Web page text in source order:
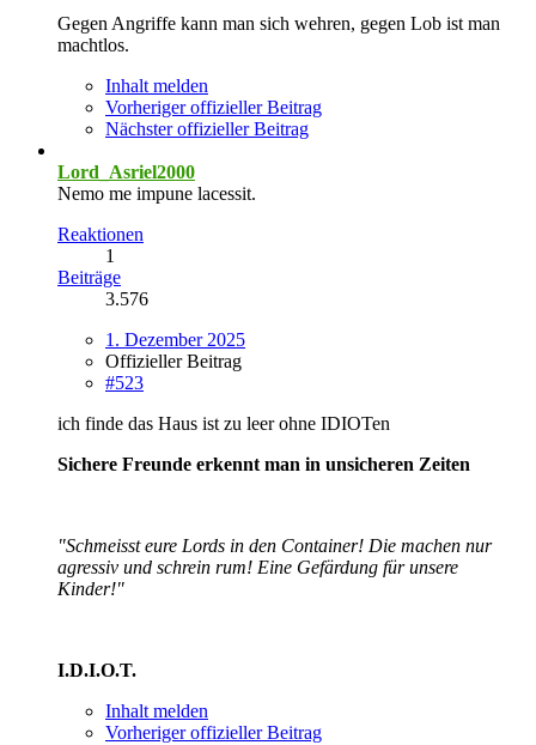
Gegen Angriffe kann man sich wehren, gegen Lob ist man
machtlos.
Inhalt melden
Vorheriger offizieller Beitrag
Nächster offizieller Beitrag
Lord_Asriel2000
Nemo me impune lacessit.
Reaktionen
1
Beiträge
3.576
1. Dezember 2025
Offizieller Beitrag
#523
ich finde das Haus ist zu leer ohne IDIOTen
Sichere Freunde erkennt man in unsicheren Zeiten
"Schmeisst eure Lords in den Container! Die machen nur
agressiv und schrein rum! Eine Gefärdung für unsere
Kinder!"
I.D.I.O.T.
Inhalt melden
Vorheriger offizieller Beitrag